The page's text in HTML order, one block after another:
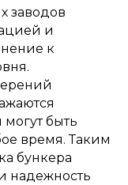
заводов
и
к
быть
время. Таким
бункера
надежность